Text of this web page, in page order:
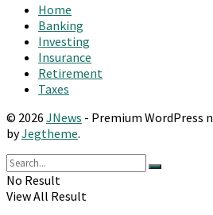
Home
Banking
Investing
Insurance
Retirement
Taxes
© 2026 JNews - Premium WordPress
byJegtheme.
No Result
View All Result